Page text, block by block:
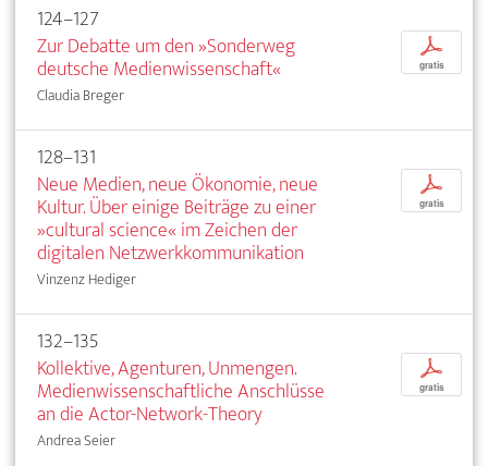
124–127
Zur Debatte um den »Sonderweg
deutsche Medienwissenschaft«
Claudia Breger
p
gratis
128–131
Neue Medien, neue Ökonomie, neue
Kultur. Über einige Beiträge zu einer
»cultural science« im Zeichen der
digitalen Netzwerkkommunikation
Vinzenz Hediger
p
gratis
132–135
Kollektive, Agenturen, Unmengen.
Medienwissenschaftliche Anschlüsse
an die Actor-Network-Theory
Andrea Seier
p
gratis